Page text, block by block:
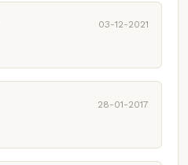
03-12-2021
28-01-2017